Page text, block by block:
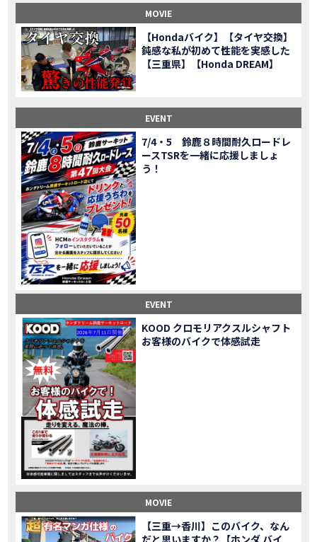
バイク女子6人でツーリング行った結果ww！後編
MOVIE 温泉1泊。いつもソロの女性ライダー、大人のマスツーリングへついていった【三重〜長野•茶臼山高原経由】Honda CL500
MOVIE 【梅本まどかさんコラボ】CIVIC TYPE R♪ スタッフオススメの鈴鹿ドライブへ！【前編】
MOVIE ＨＣＭ２＆４サーキットフェス2023 紹介動画②
MOVIE ＨＣＭ２＆４サーキットフェス2023 紹介動画①
Honda Dream 四日市のご紹介
MOVIE Honda Dream 鈴鹿のご紹介
MOVIE
Honda Dream 松阪のご紹介
２月１２日 牡蠣ツーリングフォトギャラリー
EVENT 第6回オフロードスクールフォトギャラリー
EVENT Honda Dream鈴鹿・松阪・四日市 ３店舗合同周年祭フォトギャラリー
MOVIE Honda Dream鈴鹿・松阪・四日市 ３店舗合同周年祭レポート
NEW BIKE NEW BIKE「HAWK 11」新型ロードスポーツモデル HAWK 11を発売！
NEW BIKE NEW BIKE「ダックス125」新型レジャーバイク ダックス125を発売！
MOVIE Honda Dream 鈴鹿 オフロードスクール紹介
【新車中古車多数】三重県でバイクを探すなら！HondaDream松阪【ホンダ二輪車専門店】
MOVIE 【県下最大規模】三重県でバイクを探すなら！HondaDream鈴鹿【ホンダ二輪車専門店】
NEW BIKE 「CBR400R」「400X」の仕様 を一部変更し発売!
NEW BIKE 大型プレミアムツアラー「Gold Wing」 シリーズのカラーバリエーション を一部変更し発売!
NEW BIKE クルーザーモデル 「Rebel 250 S Edition」 に新色を追加し発表！
NEW BIKE 「CT125・ハンターカブ」 に新色を追加し発売！
NEW BIKE 「CB1100 EX Final Edition」「CB1100 RS Final Edition」を発売
NEW BIKE 「モンキー125」に5速トランスミッションを採用した新エンジンを搭載し発売！
NEW BIKE 「スーパーカブ C125」に環境性能を向上させた新エンジンを搭載し発売！
EVENT 【イベントレポート】2021年 7月25日 敦賀ツーリング
「ADV150」に受注期間限定のカラーリングを設定し発売！
NEW BIKE 「GB350」「GB350 S」新型ロードスポーツモデル GB350・GB350 S を発売！
MOVIE
【Hondaバイク】【タイヤ交換】
鈍感な私が初めて性能を実感した
【三重県】【Honda DREAM】
EVENT
7/4・5 鈴鹿８時間耐久ロードレ
ースTSRを一緒に応援しましょ
う！
EVENT
KOOD クロモリアクスルシャフト
お客様のバイクで体感試走
MOVIE
【三重→香川】このバイク、なん